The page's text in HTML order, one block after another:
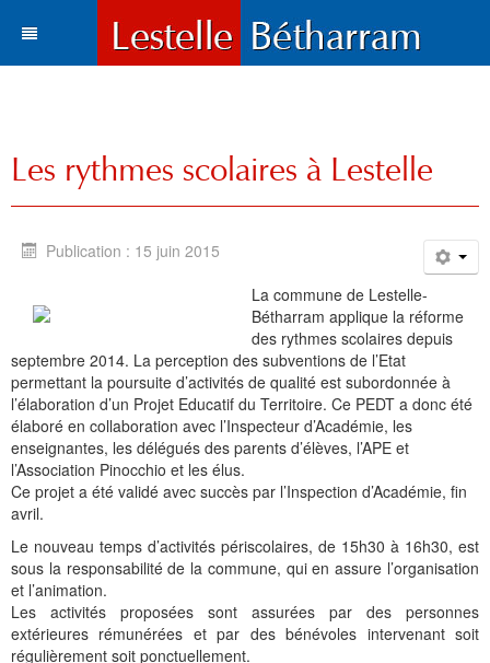
Vie municipale
Enfance et enseignement
Solidarité et environnement
Culture et loisirs
Sports
Histoire et patrimoine
Situation et accès
Cartes
Plans de la commune
Fonds d'écran
Photos et cartes postales
Cartes postales anciennes
Le village en images
Contacts
Tourisme
Où manger, où dormir ?
Hôtels l Restaurants
Gîtes et meublés
Chambres d'Hôtes
Camping et chalets
Accueil des groupes
Aires de pique-nique
Sports et loisirs
Bases de Loisirs
Balades et randonnées
Parcours d'orientation
Montagne et eaux vives
Visites et découvertes
Les Grottes de Bétharram
Produits régionaux
Artisanats d'arts
Liens touristiques
Montagne
La Bastide
La Chapelle de Bétharram
Reconstruction du Pont
Le XVIIIe siécle
Jusqu'au XXe siécle
Le XXe siécle
Toponymie
Le nom de Lestelle
Toponymie gasconne
Chroniques locales
Archives
La charte de Lestelle
Municipalité depuis 1789
Translation du cimetière
Recensement de 1385
Patrimoines
L'église Saint Jean-Baptiste
Le monument aux morts
Le moulin
Cartes anciennes
Mots du maire
Bienvenue
Archives
Le conseil municipal
Les membres du Conseil
Commissions municipales
Représentations externes
PV du Conseil Municipal
Informations
Le service administratif
Le service technique
Le service scolaire
Services aux personnes
Communauté de communes
Conseil Communautaire
Réalisations
Plan Local d'Urbanisme
PLU 2025 modification simplifiée N° 1
PLU 2020
PLU 2011 - Règlement
Restauration du calvaire
Équipements
Aménagements
Vie locale
Santé
Education
Petite enfance
Ecole publique
Collège et lycées
Collèges aux alentours
Lycées aux alentours
Entreprises
L'activité Lestelloise
Sports
Services publics
Services aux jeunes
Culte
Bétharram
Histoire
Chronologie
La légende
Récit de voyage en 1645
Patrimoine
La Chapelle Notre Dame
La Chapelle Saint Michel
Le calvaire
Le vieux pont
La vie à Bétharram
L'ensemble scolaire
La maison de retraite
Les accueils
Les rythmes scolaires à Lestelle
Publication : 15 juin 2015
La commune de Lestelle-
Bétharram applique la réforme
des rythmes scolaires depuis
septembre 2014. La perception des subventions de l’Etat
permettant la poursuite d’activités de qualité est subordonnée à
l’élaboration d’un Projet Educatif du Territoire. Ce PEDT a donc été
élaboré en collaboration avec l’Inspecteur d’Académie, les
enseignantes, les délégués des parents d’élèves, l’APE et
l’Association Pinocchio et les élus.
Ce projet a été validé avec succès par l’Inspection d’Académie, fin
avril.
Le nouveau temps d’activités périscolaires, de 15h30 à 16h30, est
sous la responsabilité de la commune, qui en assure l’organisation
et l’animation.
Les activités proposées sont assurées par des personnes
extérieures rémunérées et par des bénévoles intervenant soit
régulièrement soit ponctuellement.